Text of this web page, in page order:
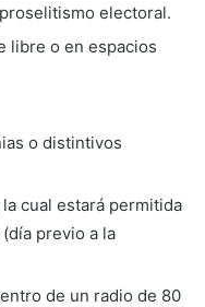
electoral.
libre o en espacios
o distintivos
cual estará permitida
previo a la
de un radio de 80